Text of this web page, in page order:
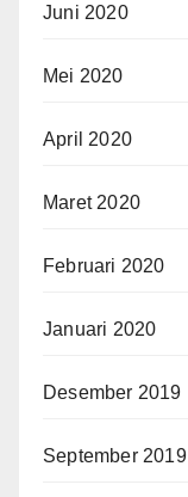
Juni 2020
Mei 2020
April 2020
Maret 2020
Februari 2020
Januari 2020
Desember 2019
September 2019